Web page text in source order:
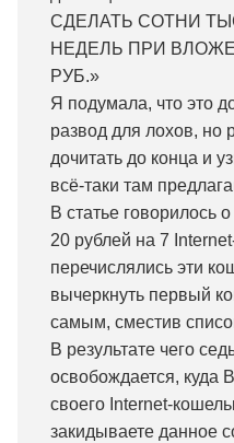
СДЕЛАТЬ СОТНИ
НЕДЕЛЬ ПРИ
РУБ.»
Я подумала, что это
развод для лохов, но
дочитать до конца и
всё-таки там
В статье говорилось
20 рублей на 7
перечислялись эти
вычеркнуть первый
самым, сместив
В результате чего
освобождается, куда
своего Internet-
закидываете данное